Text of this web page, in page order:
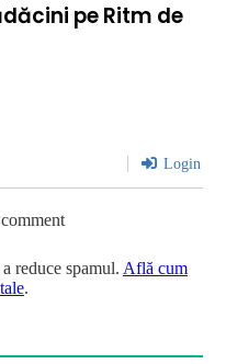
pe Ritm de
Login
reduce spamul. Află cum
.